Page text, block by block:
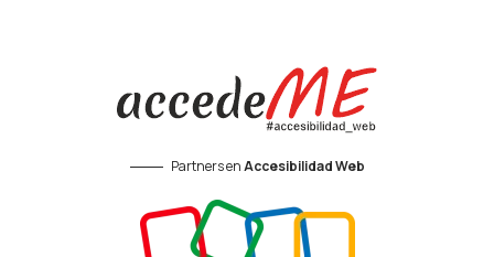
Partners enAccesibilidad Web